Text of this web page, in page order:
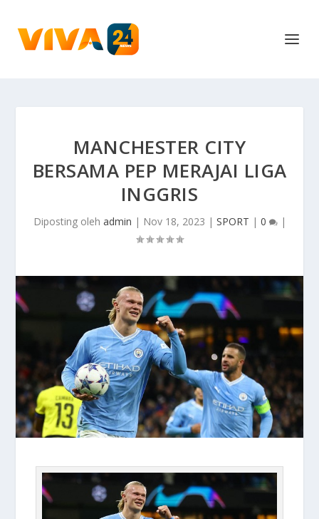
MANCHESTER CITY
BERSAMA PEP MERAJAI LIGA
INGGRIS
Diposting oleh admin | Nov 18, 2023 | SPORT | 0 |